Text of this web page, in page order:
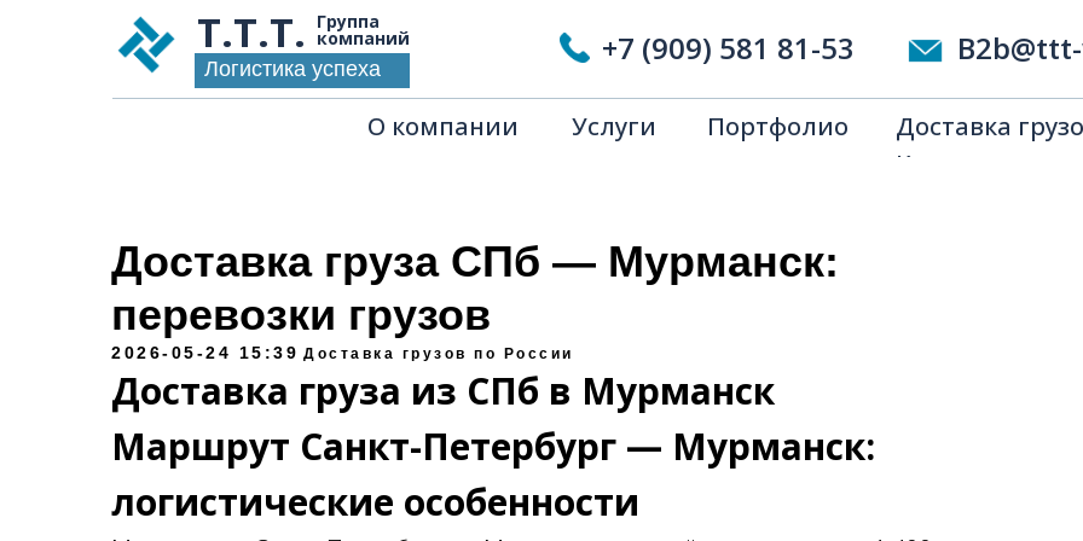
+7 (909) 581 81-53
Доставка
Китая
Портфолио
Услуги
О компании
Группа
компаний
Т.Т.Т.
Логистика успеха
Доставка груза СПб — Мурманск:
перевозки грузов
2026-05-24 15:39 Доставка грузов по России
Доставка груза из СПб в Мурманск
Маршрут Санкт-Петербург — Мурманск:
логистические особенности